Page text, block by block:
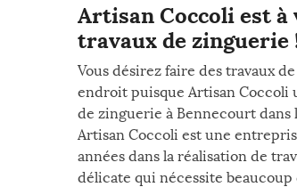
Artisan Coccoli est
travaux de zinguerie
Vous désirez faire des travaux
endroit puisque Artisan Coccoli
de zinguerie à Bennecourt dans
Artisan Coccoli est une
années dans la réalisation de
délicate qui nécessite